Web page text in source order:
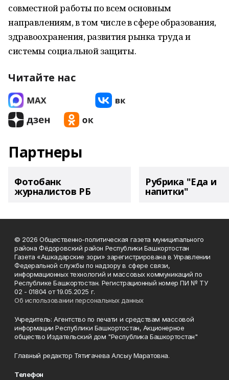
совместной работы по всем основным
направлениям, в том числе в сфере образования,
здравоохранения, развития рынка труда и
системы социальной защиты.
Читайте нас
Партнеры
Фотобанк
журналистов РБ
Рубрика "Еда и
напитки"
© 2026 Общественно-политическая газета муниципального
района Фёдоровский район Республики Башкортостан
Газета «Ашкадарские зори» зарегистрирована в Управлении
Федеральной службы по надзору в сфере связи,
информационных технологий и массовых коммуникаций по
Республике Башкортостан. Регистрационный номер ПИ № ТУ
02 - 01804 от 19.05.2025 г.
Об использовании персональных данных
Учредитель: Агентство по печати и средствам массовой
информации Республики Башкортостан, Акционерное
общество Издательский дом "Республика Башкортостан"
Главный редактор Тятигачева Алсыу Маратовна.
Телефон